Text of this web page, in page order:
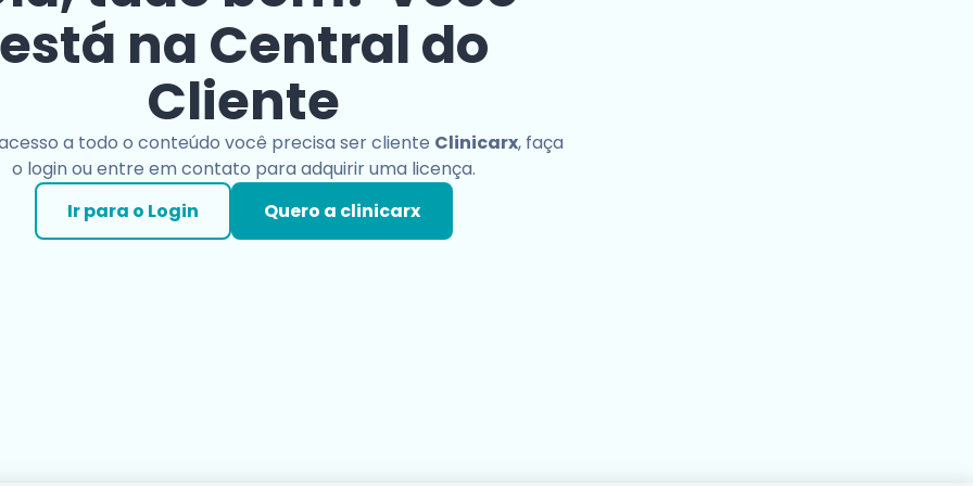
está na Central do
Cliente
a todo o conteúdo você precisa ser cliente Clinicarx, faça
o login ou entre em contato para adquirir uma licença.
Ir para o Login
Quero a clinicarx